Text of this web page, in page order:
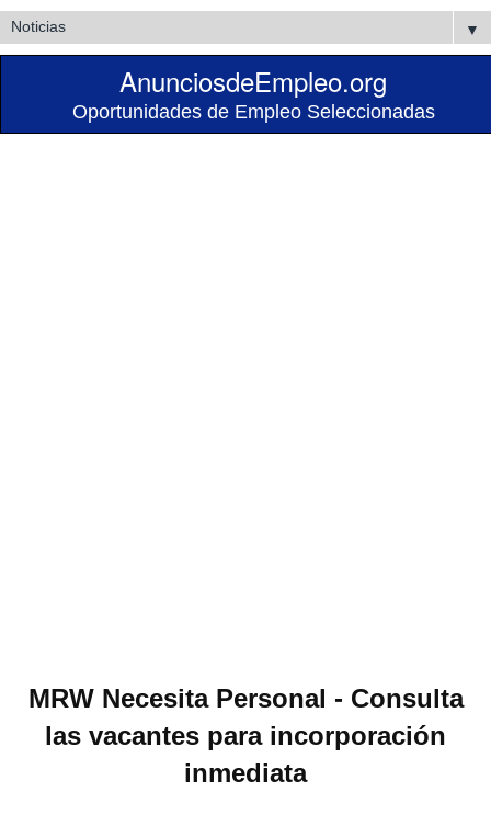
▼
AnunciosdeEmpleo.org
Oportunidades de Empleo Seleccionadas
MRW Necesita Personal - Consulta
las vacantes para incorporación
inmediata